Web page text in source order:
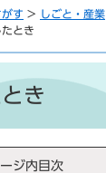
す > しごと・産業
とき
き
ジ内目次